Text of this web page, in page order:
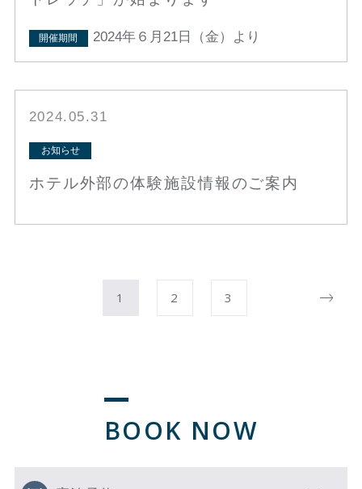
開催期間 2024年６月21日（金）より
2024.05.31
お知らせ
ホテル外部の体験施設情報のご案内
1 2 3
BOOK NOW